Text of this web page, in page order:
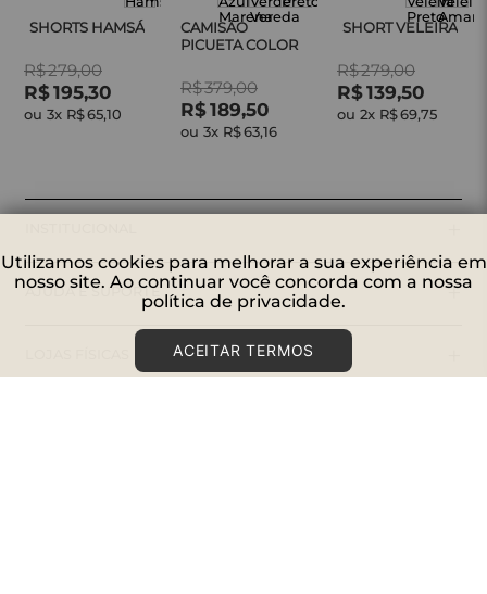
SHORTS HAMSÁ
R$279,00
R$195,30
ou 3x R$65,10
CAMISÃO
PICUETA COLOR
R$379,00
R$189,50
ou 3x R$63,16
SHORT VELEIRA
R$279,00
R$139,50
ou 2x R$69,75
AJUDA E SUPORTE +
Utilizamos cookies para melhorar a sua experiência em
nosso site. Ao continuar você concorda com a nossa
política de privacidade.
ACEITAR TERMOS